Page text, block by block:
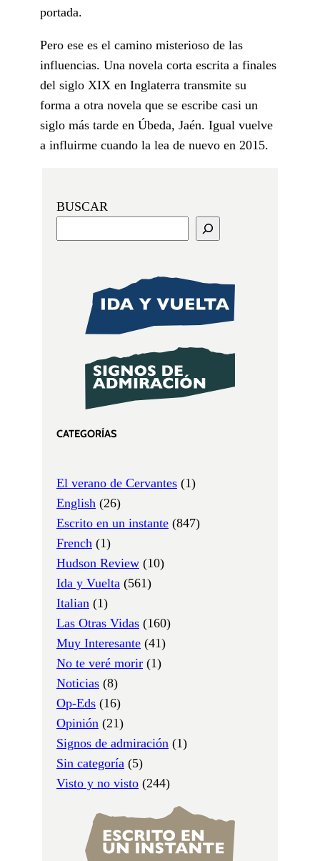
portada.
Pero ese es el camino misterioso de las
influencias. Una novela corta escrita a finales
del siglo XIX en Inglaterra transmite su
forma a otra novela que se escribe casi un
siglo más tarde en Úbeda, Jaén. Igual vuelve
a influirme cuando la lea de nuevo en 2015.
BUSCAR
CATEGORÍAS
El verano de Cervantes (1)
English (26)
Escrito en un instante (847)
French (1)
Hudson Review (10)
Ida y Vuelta (561)
Italian (1)
Las Otras Vidas (160)
Muy Interesante (41)
No te veré morir (1)
Noticias (8)
Op-Eds (16)
Opinión (21)
Signos de admiración (1)
Sin categoría (5)
Visto y no visto (244)